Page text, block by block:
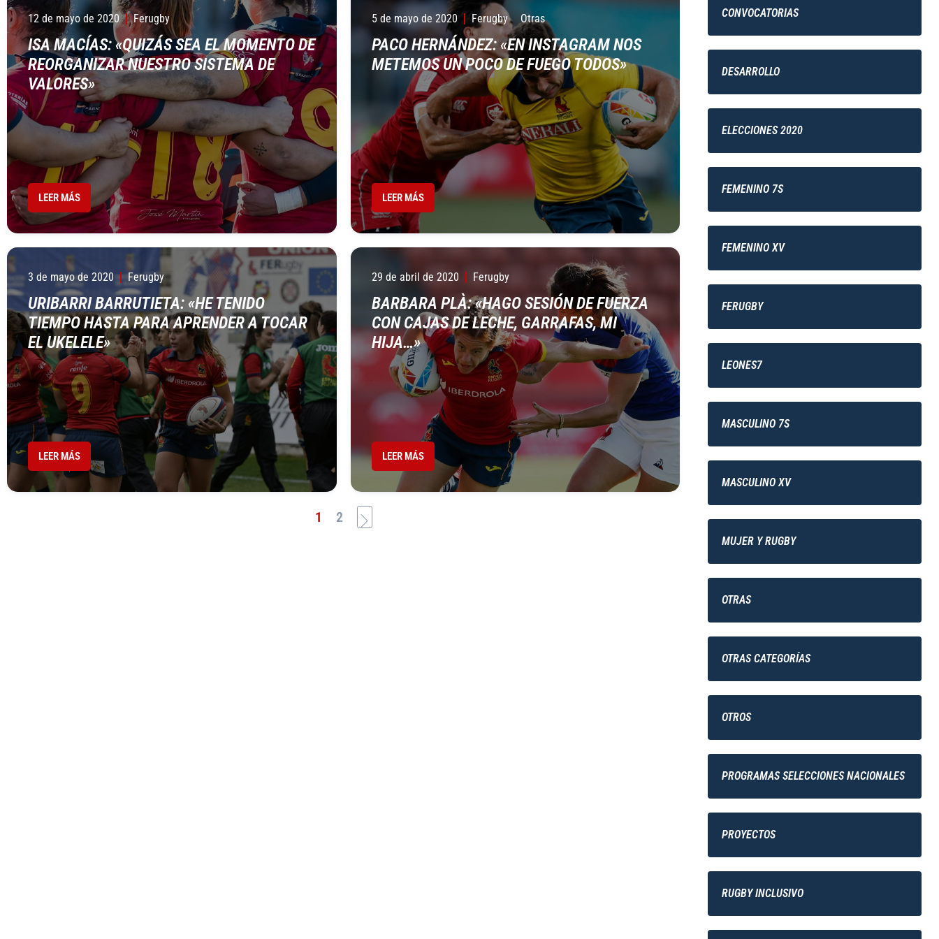
12 de mayo de 2020 Ferugby
ISA MACÍAS: «QUIZÁS SEA EL MOMENTO DE
REORGANIZAR NUESTRO SISTEMA DE
VALORES»
LEER MÁS
5 de mayo de 2020 Ferugby Otras
PACO HERNÁNDEZ: «EN INSTAGRAM NOS
METEMOS UN POCO DE FUEGO TODOS»
LEER MÁS
3 de mayo de 2020 Ferugby
URIBARRI BARRUTIETA: «HE TENIDO
TIEMPO HASTA PARA APRENDER A TOCAR
EL UKELELE»
LEER MÁS
29 de abril de 2020 Ferugby
BARBARA PLÀ: «HAGO SESIÓN DE FUERZA
CON CAJAS DE LECHE, GARRAFAS, MI
HIJA…»
LEER MÁS
1 2
CONVOCATORIAS
DESARROLLO
ELECCIONES 2020
FEMENINO 7S
FEMENINO XV
FERUGBY
LEONES7
MASCULINO 7S
MASCULINO XV
MUJER Y RUGBY
OTRAS
OTRAS CATEGORÍAS
OTROS
PROGRAMAS SELECCIONES NACIONALES
PROYECTOS
RUGBY INCLUSIVO